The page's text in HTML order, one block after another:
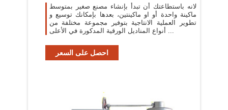
لانه باستطاعتك أن تبدأ بإنشاء مصنع صغير بمتوسط
ماكينة واحدة أو او ماكينتين، بعدها بإمكانك توسيع و
تطوير العملية الانتاجية بتوفير مجموعة مختلفة من
أنواع المناديل الورقية المدكورة في الأعلى ...
احصل على السعر